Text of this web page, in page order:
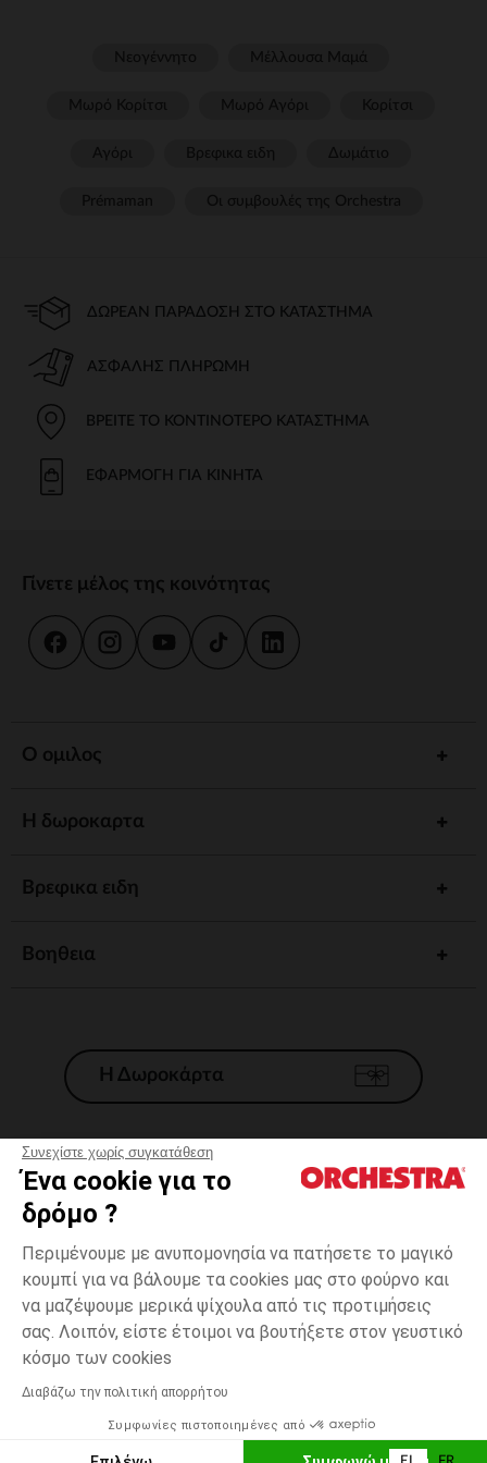
Συνεχίστε χωρίς συγκατάθεση
Ένα cookie για το
δρόμο ?
Περιμένουμε με ανυπομονησία να πατήσετε το μαγικό
κουμπί για να βάλουμε τα cookies μας στο φούρνο και
να μαζέψουμε μερικά ψίχουλα από τις προτιμήσεις
σας. Λοιπόν, είστε έτοιμοι να βουτήξετε στον γευστικό
κόσμο των cookies
Διαβάζω την πολιτική απορρήτου
Συμφωνίες πιστοποιημένες από
Blanc
one
Δυνατότητα πληρωμής με
ΕΠΙΛΟΓΗ ΜΕΓΕΘΟΥΣ
ΔΩΡΕΆΝ ΠΑΡΆΔΟΣΗ ΣΤΟ ΚΑΤΆΣΤΗΜΑ
ΑΣΦΑΛΉΣ ΠΛΗΡΩΜΉ
ΒΡΕΊΤΕ ΤΟ ΚΟΝΤΙΝΌΤΕΡΟ ΚΑΤΆΣΤΗΜΑ
ΕΦΑΡΜΟΓΉ ΓΙΑ ΚΙΝΗΤΆ
Γίνετε μέλος της κοινότητας
Ο ομιλος
Η δωροκαρτα
Βρεφικα ειδη
Βοηθεια
Η Δωροκάρτα
Γενικοί 'Οροι Πώλησης
*Εμπορικες προσφορες
Προσωπικά δεδομένα
Διαχείρηση των cookies
Προσβασιμότητα: μη συμμορφούμενη
H Orchestra συμμετέχει στον κωδικά δεοντολογίας και στο σύστημα
μεσολάβησης της Γαλλικής Ομοσπονδίας Ηλεκτρονικού Εμπορίου.